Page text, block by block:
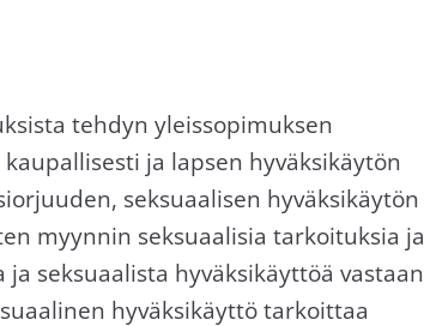
tehdyn yleissopimuksen
ja lapsen hyväksikäytön
seksuaalisen hyväksikäytön
myynnin seksuaalisia tarkoituksia ja
seksuaalista hyväksikäyttöä vastaan
hyväksikäyttö tarkoittaa